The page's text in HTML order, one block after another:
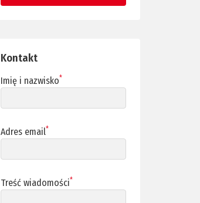
Kontakt
Imię i nazwisko*
Adres email*
Treść wiadomości*